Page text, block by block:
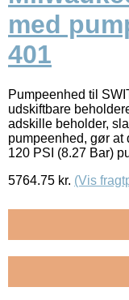
med
401
Pumpeenhed til
udskiftbare
adskille beholder,
pumpeenhed, gør at
120 PSI (8.27 Bar)
5764.75 kr. (Vis